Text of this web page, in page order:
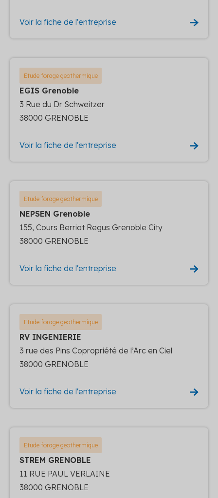
Voir la fiche de l'entreprise
Etude forage geothermique
EGIS Grenoble
3 Rue du Dr Schweitzer
38000 GRENOBLE
Voir la fiche de l'entreprise
Etude forage geothermique
NEPSEN Grenoble
155, Cours Berriat Regus Grenoble City
38000 GRENOBLE
Voir la fiche de l'entreprise
Etude forage geothermique
RV INGENIERIE
3 rue des Pins Copropriété de l’Arc en Ciel
38000 GRENOBLE
Voir la fiche de l'entreprise
Etude forage geothermique
STREM GRENOBLE
11 RUE PAUL VERLAINE
38000 GRENOBLE